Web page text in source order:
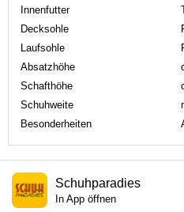
Innenfutter
Decksohle
Laufsohle
Absatzhöhe
Schafthöhe
Schuhweite
Besonderheiten
Schuhparadies
In App öffnen